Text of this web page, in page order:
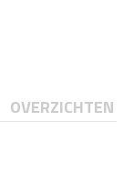
OVERZICHTEN